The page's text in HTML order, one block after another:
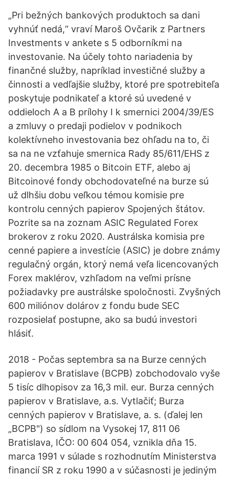
„Pri bežných bankových produktoch sa dani
vyhnúť nedá,“ vraví Maroš Ovčarik z Partners
Investments v ankete s 5 odborníkmi na
investovanie. Na účely tohto nariadenia by
finančné služby, napríklad investičné služby a
činnosti a vedľajšie služby, ktoré pre spotrebiteľa
poskytuje podnikateľ a ktoré sú uvedené v
oddieloch A a B prílohy I k smernici 2004/39/ES
a zmluvy o predaji podielov v podnikoch
kolektívneho investovania bez ohľadu na to, či
sa na ne vzťahuje smernica Rady 85/611/EHS z
20. decembra 1985 o Bitcoin ETF, alebo aj
Bitcoinové fondy obchodovateľné na burze sú
už dlhšiu dobu veľkou témou komisie pre
kontrolu cenných papierov Spojených štátov.
Pozrite sa na zoznam ASIC Regulated Forex
brokerov z roku 2020. Austrálska komisia pre
cenné papiere a investície (ASIC) je dobre známy
regulačný orgán, ktorý nemá veľa licencovaných
Forex maklérov, vzhľadom na veľmi prísne
požiadavky pre austrálske spoločnosti. Zvyšných
600 miliónov dolárov z fondu bude SEC
rozposielať postupne, ako sa budú investori
hlásiť.
2018 - Počas septembra sa na Burze cenných
papierov v Bratislave (BCPB) zobchodovalo vyše
5 tisíc dlhopisov za 16,3 mil. eur. Burza cenných
papierov v Bratislave, a.s. Vytlačiť; Burza
cenných papierov v Bratislave, a. s. (ďalej len
„BCPB") so sídlom na Vysokej 17, 811 06
Bratislava, IČO: 00 604 054, vznikla dňa 15.
marca 1991 v súlade s rozhodnutím Ministerstva
financií SR z roku 1990 a v súčasnosti je jediným